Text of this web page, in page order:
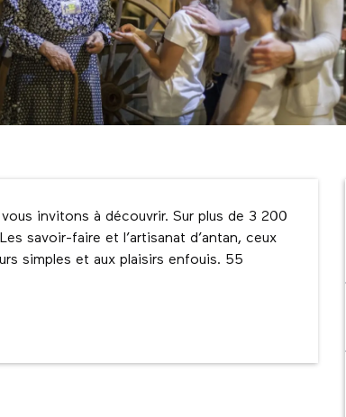
invitons à découvrir. Sur plus de 3 200
savoir-faire et l’artisanat d’antan, ceux
simples et aux plaisirs enfouis. 55